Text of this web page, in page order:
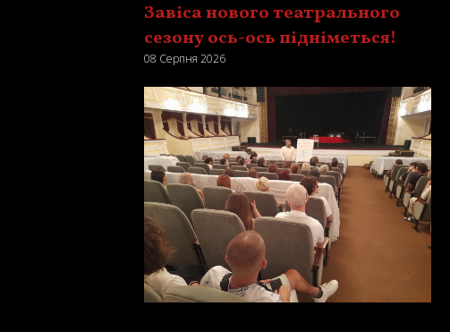
Завіса нового театрального
сезону ось-ось підніметься!
08 Серпня 2026